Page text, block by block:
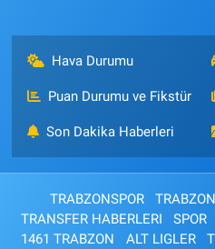
Hava Durumu
Puan Durumu ve Fikstür
Son Dakika Haberleri
TRABZONSPOR
TRANSFER HABERLERI
SPOR
1461 TRABZON
ALT LIGLER